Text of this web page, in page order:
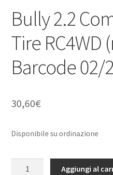
Bully 2.2
Tire RC4WD
Barcode 02/
30,60€
Disponibile su ordinazione
Aggiungi al